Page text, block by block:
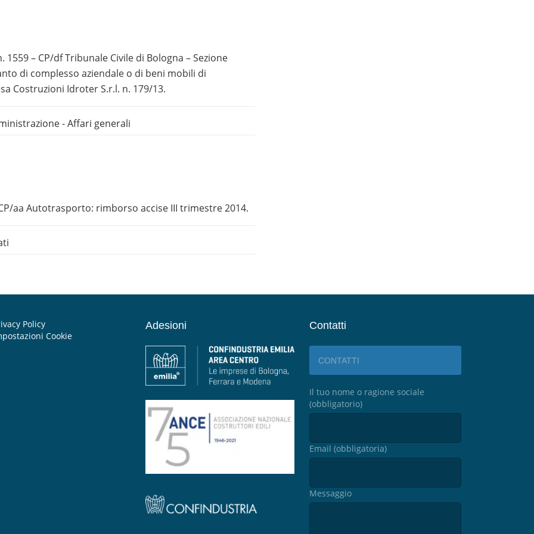
1559 – CP/df Tribunale Civile di Bologna – Sezione
di complesso aziendale o di beni mobili di
Costruzioni Idroter S.r.l. n. 179/13.
- Affari generali
aa Autotrasporto: rimborso accise III trimestre 2014.
Policy
Cookie
Adesioni Contatti
CONTATTI
Il tuo nome o ragione sociale
(obbligatorio)
Email (obbligatoria)
Messaggio